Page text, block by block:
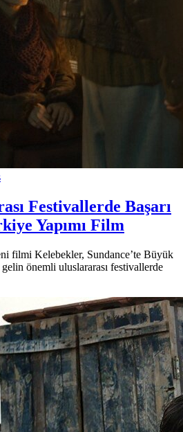
Festivallerde Başarı
Yapımı Film
filmi Kelebekler, Sundance’te Büyük
önemli uluslararası festivallerde